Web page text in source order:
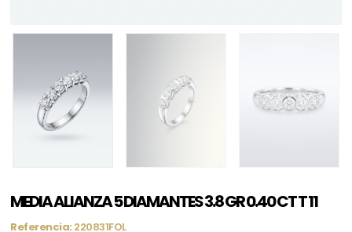
MEDIA ALIANZA 5 DIAMANTES 3.8 GR 0.40 CT T 11
Referencia: 220831FOL